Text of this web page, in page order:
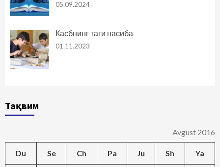
05.09.2024
Касбнинг таги насиба
01.11.2023
Тақвим
Avgust 2016
Du Se Ch Pa Ju Sh Ya